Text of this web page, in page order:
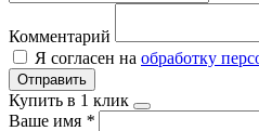
Комментарий
Я согласен на обработку
Отправить
Купить в 1 клик
Ваше имя *